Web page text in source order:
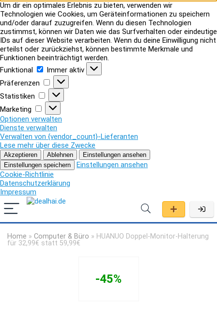
Um dir ein optimales Erlebnis zu bieten, verwenden wir
Technologien wie Cookies, um Geräteinformationen zu speichern
und/oder darauf zuzugreifen. Wenn du diesen Technologien
zustimmst, können wir Daten wie das Surfverhalten oder eindeutige
IDs auf dieser Website verarbeiten. Wenn du deine Einwilligung nicht
erteilst oder zurückziehst, können bestimmte Merkmale und
Funktionen beeinträchtigt werden.
Funktional
Funktional
Immer aktiv
Präferenzen
Präferenzen
Statistiken
Statistiken
Marketing
Marketing
Optionen verwalten
Dienste verwalten
Verwalten von {vendor_count}-Lieferanten
Lese mehr über diese Zwecke
Akzeptieren Ablehnen
Einstellungen ansehen
Einstellungen speichern
Einstellungen ansehen
Cookie-Richtlinie
Datenschutzerklärung
Impressum
Home » Computer & Büro » HUANUO Doppel-Monitor-Halterung
für 32,99€ statt 59,99€
-45%